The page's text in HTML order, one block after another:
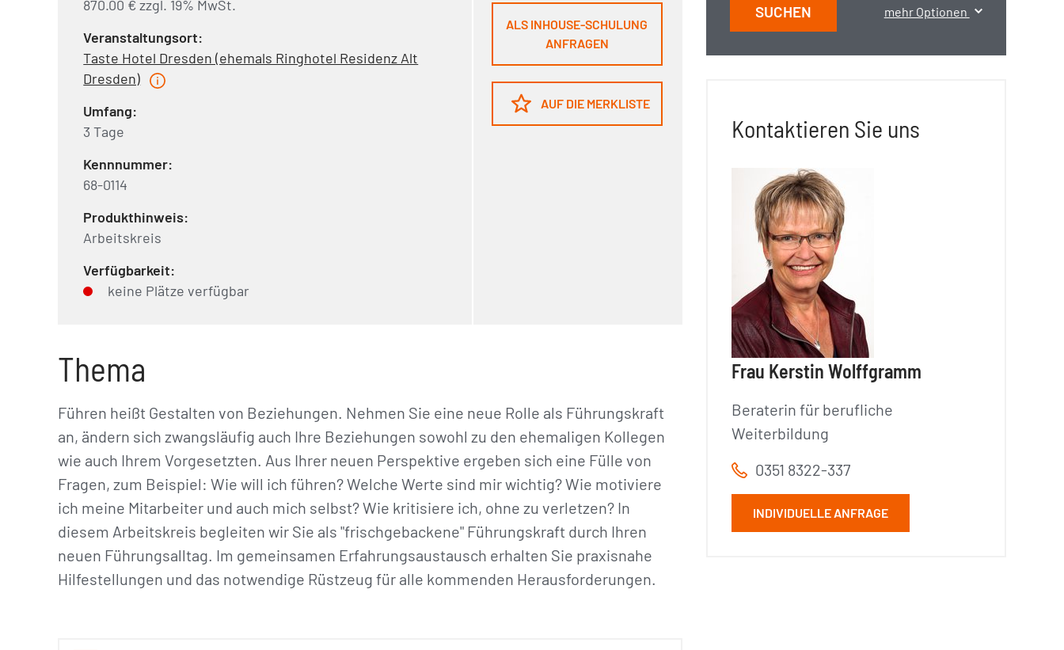
870.00 € zzgl. 19% MwSt.
Veranstaltungsort:
Taste Hotel Dresden (ehemals Ringhotel Residenz Alt
Dresden)
Umfang:
3 Tage
Kennnummer:
68-0114
Produkthinweis:
Arbeitskreis
Verfügbarkeit:
keine Plätze verfügbar
ALS INHOUSE-SCHULUNG
ANFRAGEN
AUF DIE MERKLISTE
Thema
Führen heißt Gestalten von Beziehungen. Nehmen Sie eine neue Rolle als Führungskraft
an, ändern sich zwangsläufig auch Ihre Beziehungen sowohl zu den ehemaligen Kollegen
wie auch Ihrem Vorgesetzten. Aus Ihrer neuen Perspektive ergeben sich eine Fülle von
Fragen, zum Beispiel: Wie will ich führen? Welche Werte sind mir wichtig? Wie motiviere
ich meine Mitarbeiter und auch mich selbst? Wie kritisiere ich, ohne zu verletzen? In
diesem Arbeitskreis begleiten wir Sie als "frischgebackene" Führungskraft durch Ihren
neuen Führungsalltag. Im gemeinsamen Erfahrungsaustausch erhalten Sie praxisnahe
Hilfestellungen und das notwendige Rüstzeug für alle kommenden Herausforderungen.
SUCHEN mehr Optionen
Kontaktieren Sie uns
Frau Kerstin Wolffgramm
Beraterin für berufliche
Weiterbildung
0351 8322-337
INDIVIDUELLE ANFRAGE